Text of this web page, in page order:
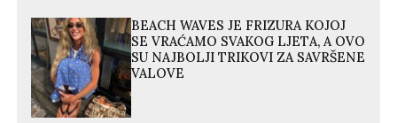
BEACH WAVES JE FRIZURA KOJOJ
SE VRAĆAMO SVAKOG LJETA, A OVO
SU NAJBOLJI TRIKOVI ZA SAVRŠENE
VALOVE